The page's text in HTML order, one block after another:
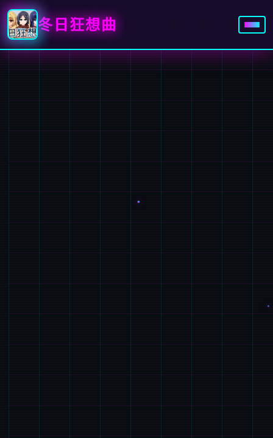
冬日狂想曲